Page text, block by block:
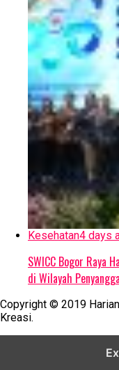
Kesehatan4 days
SWICC Bogor Raya
di Wilayah
Copyright © 2019
Kreasi.